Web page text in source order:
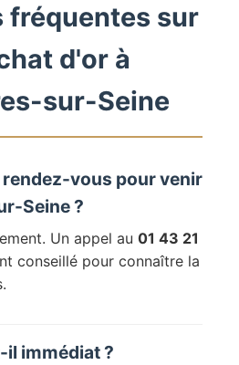
fréquentes sur
d'or à
sur-Seine
vous pour venir
Seine ?
Un appel au 01 43 21
conseillé pour connaître la
il immédiat ?